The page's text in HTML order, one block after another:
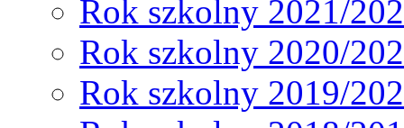
Rok szkolny 2021/
Rok szkolny 2020/
Rok szkolny 2019/